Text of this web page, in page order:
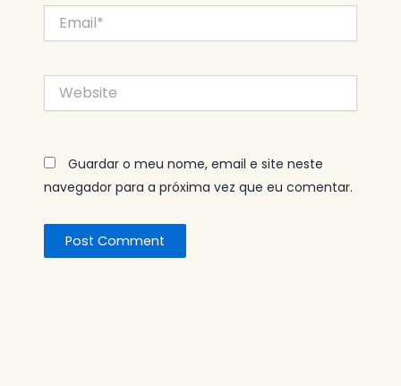
Website
Guardar o meu nome, email e site neste
navegador para a próxima vez que eu comentar.